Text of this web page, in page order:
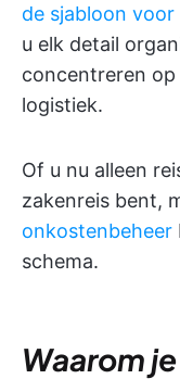
de sjabloon
u elk detail
concentreren op
logistiek.
Of u nu alleen
zakenreis bent,
onkostenbeheer
schema.
Waarom